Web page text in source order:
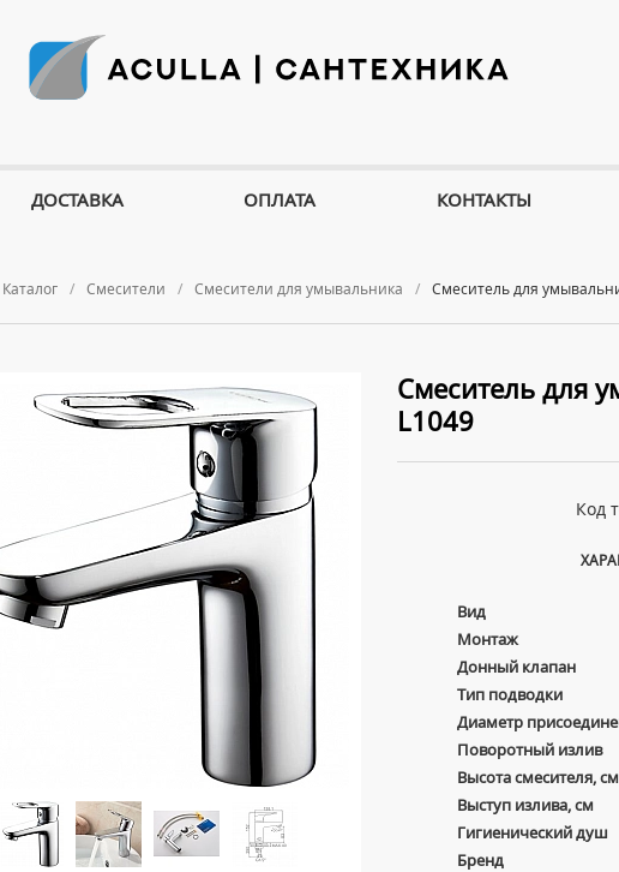
Каталог Смесители Смесители для умывальника Смеситель для
Смеситель для
L1049
Код
Вид
Монтаж
Донный клапан
Тип подводки
Диаметр
Поворотный излив
Высота смесителя, см
Выступ излива, см
Гигиенический душ
Бренд
ДОСТАВКА ОПЛАТА КОНТАКТЫ